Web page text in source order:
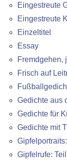
Eingestreute
Eingestreute
Einzeltitel
Essay
Fremdgehen,
Frisch auf
Gedichte aus
Gedichte für
Gedichte mit
Gipfelrufe: